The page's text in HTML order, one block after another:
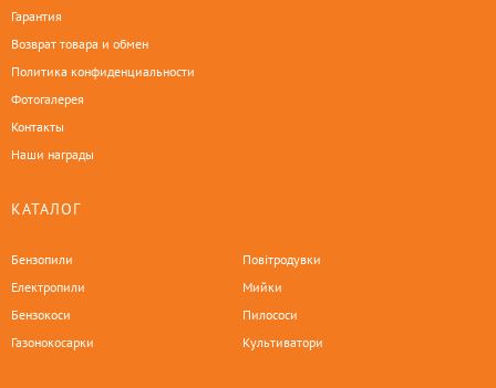
Гарантия
Возврат товара и обмен
Политика конфиденциальности
Фотогалерея
Контакты
Наши награды
КАТАЛОГ
Бензопили
Електропили
Бензокоси
Газонокосарки
Повітродувки
Мийки
Пилососи
Культиватори